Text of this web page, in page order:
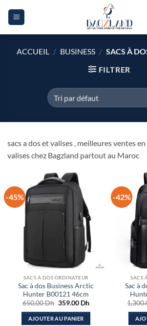
ACCUEIL / BUSINESS / SACS À
FILTRER
sacs a dos et valises , meilleures ventes
valises chez Bagzland partout au Maroc
-45%
SACS À DOS ORDINATEUR
Sac à dos Business Arctic
Hunter B00121 46cm
650.00Dh Le
initial
était :
359.00 DhLe
actuel
AJOUTER AU PANIER
-42%
SACS
Sac à